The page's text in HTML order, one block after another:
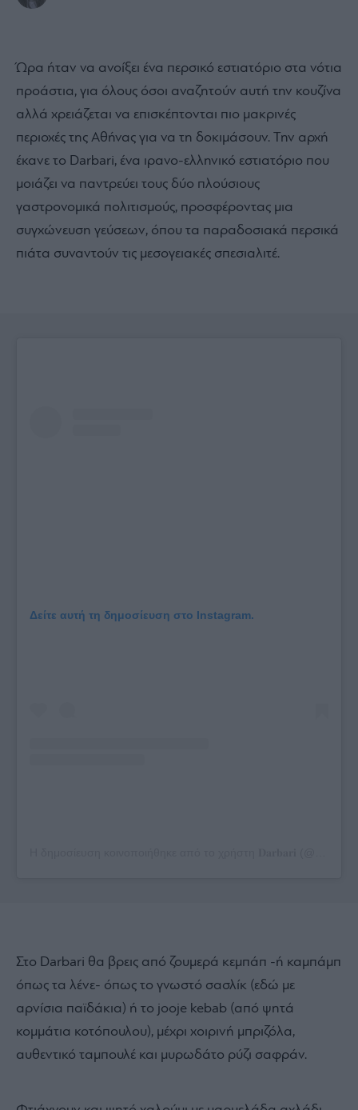
Ώρα ήταν να ανοίξει ένα περσικό εστιατόριο στα νότια
προάστια, για όλους όσοι αναζητούν αυτή την κουζίνα
αλλά χρειάζεται να επισκέπτονται πιο μακρινές
περιοχές της Αθήνας για να τη δοκιμάσουν. Την αρχή
έκανε το Darbari, ένα ιρανο-ελληνικό εστιατόριο που
μοιάζει να παντρεύει τους δύο πλούσιους
γαστρονομικά πολιτισμούς, προσφέροντας μια
συγχώνευση γεύσεων, όπου τα παραδοσιακά περσικά
πιάτα συναντούν τις μεσογειακές σπεσιαλιτέ.
Δείτε αυτή τη δημοσίευση στο Instagram.
Στο Darbari θα βρεις από ζουμερά κεμπάπ -ή καμπάμπ
όπως τα λένε- όπως το γνωστό σασλίκ (εδώ με
αρνίσια παϊδάκια) ή το jooje kebab (από ψητά
κομμάτια κοτόπουλου), μέχρι χοιρινή μπριζόλα,
αυθεντικό ταμπουλέ και μυρωδάτο ρύζι σαφράν.